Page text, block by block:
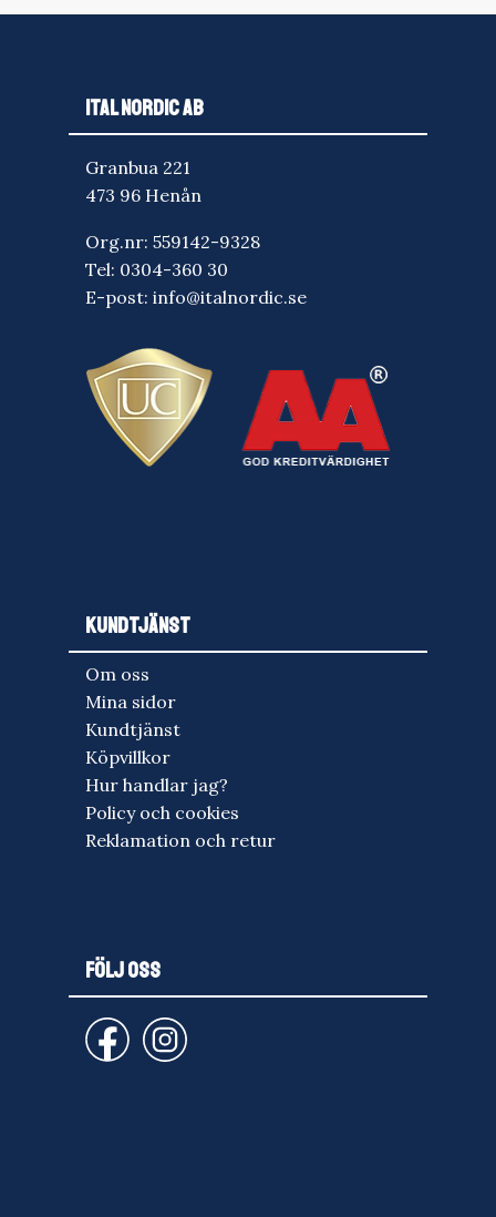
ITAL NORDIC AB
Granbua 221
473 96 Henån
Org.nr: 559142-9328
Tel: 0304-360 30
E-post: info@italnordic.se
KUNDTJÄNST
Om oss
Mina sidor
Kundtjänst
Köpvillkor
Hur handlar jag?
Policy och cookies
Reklamation och retur
FÖLJ OSS